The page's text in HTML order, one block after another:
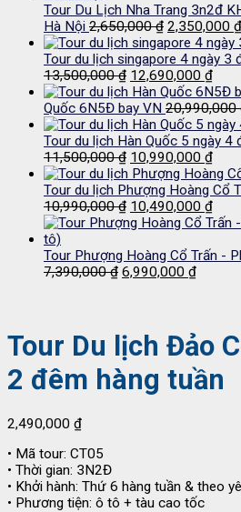
1,250,000 ₫.là:
Tour Du Lịch Nha Trang 3n2đ
Hà Nội 2,650,000₫ Giá
gốc
là:
2,650,000 ₫.
2,350,000 ₫
Tour du lịch singapore 4 ngày 3
13,500,000₫ Giá
gốc
là:
13,500,000 ₫.
12,690,000 ₫Giá
hiện
tại
là:
Quốc 6N5Đ bay VN 20,990,000
Tour du lịch Hàn Quốc 5 ngày 4
11,500,000₫ Giá
gốc
là:
11,500,000 ₫.
10,990,000 ₫Giá
hiện
tại
là:
Tour du lịch Phượng Hoàng Cổ
10,990,000₫ Giá
gốc
10,990,000 ₫.
10,490,000 ₫Giá
hiện
là:
Tour Phượng Hoàng Cổ Trấn -
7,390,000₫ Giá
6,990,000 ₫Giá
Tour Du lịch Đảo
2 đêm hàng tuần
2,490,000 ₫
• Mã tour: CT05
• Thời gian: 3N2Đ
• Khởi hành: Thứ 6 hàng tuần & theo
• Phương tiện: ô tô + tàu cao tốc